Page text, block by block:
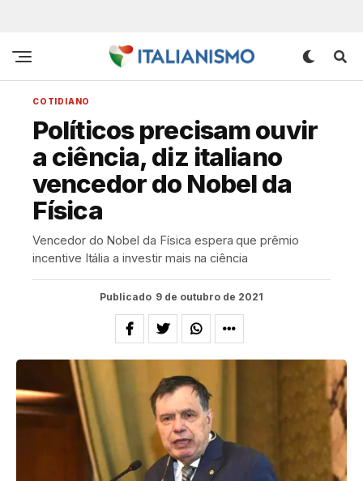
COTIDIANO
Políticos precisam ouvir
a ciência, diz italiano
vencedor do Nobel da
Física
Vencedor do Nobel da Física espera que prêmio
incentive Itália a investir mais na ciência
Publicado 9 de outubro de 2021